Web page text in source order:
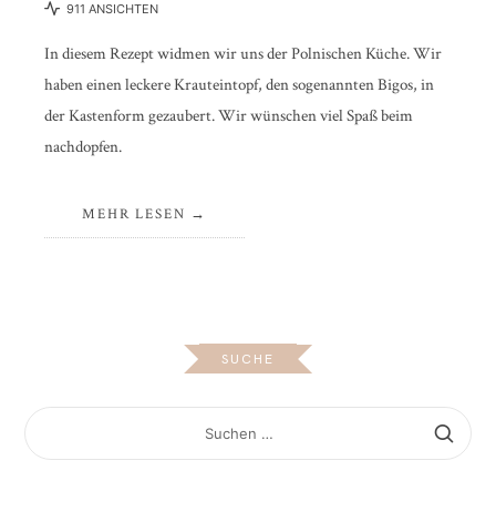
911 ANSICHTEN
In diesem Rezept widmen wir uns der Polnischen Küche. Wir
haben einen leckere Krauteintopf, den sogenannten Bigos, in
der Kastenform gezaubert. Wir wünschen viel Spaß beim
nachdopfen.
MEHR LESEN
SUCHE
SUCHEN